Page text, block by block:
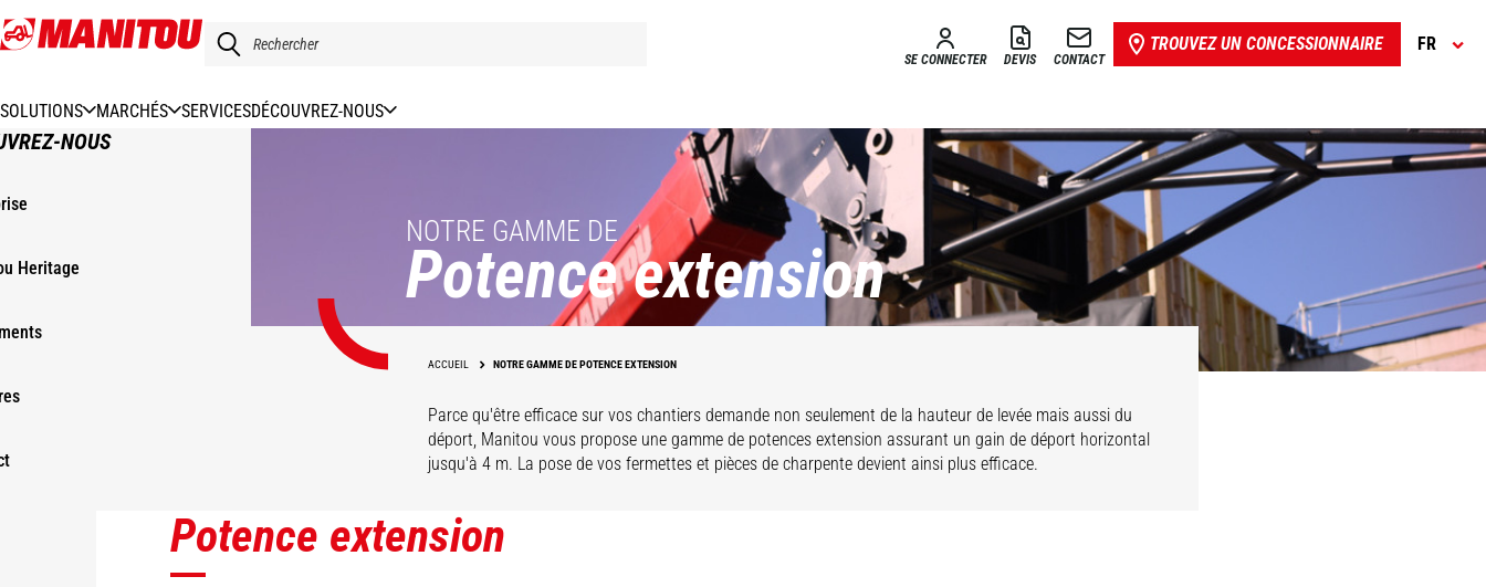
Aller
au
SE CONNECTER DEVIS CONTACT
TROUVEZ UN CONCESSIONNAIRE FR
SOLUTIONS MARCHÉS SERVICESDÉCOUVREZ-NOUS
NOUS
Heritage
NOTRE GAMME DE
Potence extension
ACCUEIL NOTRE GAMME DE POTENCE EXTENSION
Parce qu'être efficace sur vos chantiers demande non seulement de la hauteur de levée mais aussi du
déport, Manitou vous propose une gamme de potences extension assurant un gain de déport horizontal
jusqu'à 4 m. La pose de vos fermettes et pièces de charpente devient ainsi plus efficace.
Potence extension